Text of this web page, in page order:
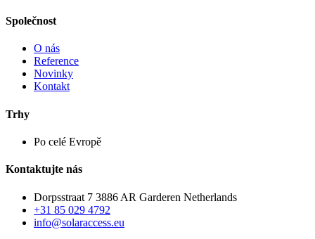
Společnost
O nás
Reference
Novinky
Kontakt
Trhy
Po celé Evropě
Kontaktujte nás
Dorpsstraat 7 3886 AR Garderen Netherlands
+31 85 029 4792
info@solaraccess.eu